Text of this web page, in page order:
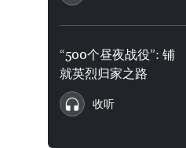
“500个昼夜战役”: 铺
就英烈归家之路
收听